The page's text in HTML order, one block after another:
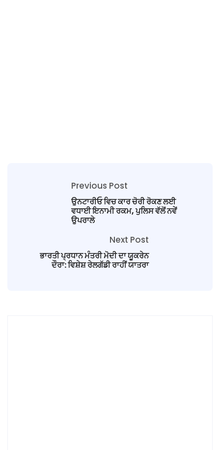
Previous Post
ਉਨਟਾਰੀਓ ਵਿਚ ਕਾਰ ਚੋਰੀ ਰੋਕਣ ਲਈ
ਵਧਾਈ ਇਨਾਮੀ ਰਕਮ, ਪੁਲਿਸ ਵੱਲੋਂ ਨਵੇਂ
ਉਪਰਾਲੇ
Next Post
ਭਾਰਤੀ ਪ੍ਰਧਾਨ ਮੰਤਰੀ ਮੋਦੀ ਦਾ ਯੂਕਰੇਨ
ਦੌਰਾ: ਵਿਸ਼ੇਸ਼ ਰੇਲਗੱਡੀ ਰਾਹੀਂ ਯਾਤਰਾ